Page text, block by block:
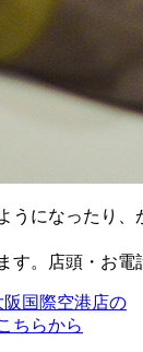
うになったり
す。店頭・お
国際空港店の
ちらから